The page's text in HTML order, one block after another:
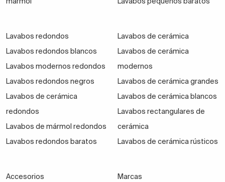
Lavabos redondos
Lavabos redondos blancos
Lavabos modernos redondos
Lavabos redondos negros
Lavabos de cerámica
redondos
Lavabos de mármol redondos
Lavabos redondos baratos
Lavabos de cerámica
Lavabos de cerámica
modernos
Lavabos de cerámica grandes
Lavabos de cerámica blancos
Lavabos rectangulares de
cerámica
Lavabos de cerámica rústicos
Accesorios
Marcas